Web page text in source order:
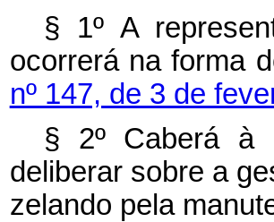
§ 1º A
ocorrerá na forma
nº 147, de 3 de
§ 2º Caberá à
deliberar sobre a
zelando pela